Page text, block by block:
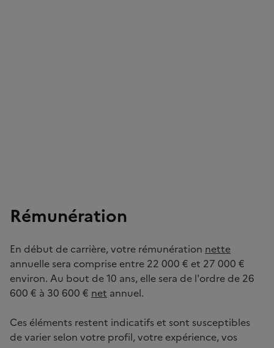
Rémunération
En début de carrière, votre rémunération nette
annuelle sera comprise entre 22 000 € et 27 000 €
environ. Au bout de 10 ans, elle sera de l'ordre de 26
600 € à 30 600 € net annuel.
Ces éléments restent indicatifs et sont susceptibles
de varier selon votre profil, votre expérience, vos